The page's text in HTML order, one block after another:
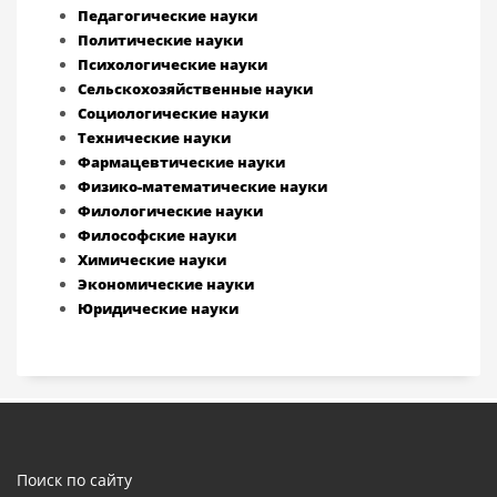
Педагогические науки
Политические науки
Психологические науки
Сельскохозяйственные науки
Социологические науки
Технические науки
Фармацевтические науки
Физико-математические науки
Филологические науки
Философские науки
Химические науки
Экономические науки
Юридические науки
Поиск по сайту